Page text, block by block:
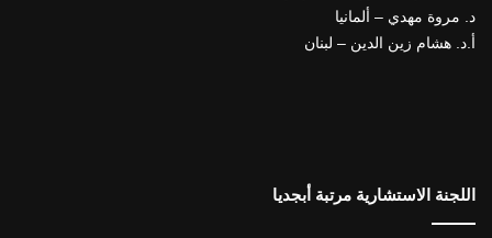
د. مروة مهدي – ألمانيا
أ.د. هشام زين الدين – لبنان
اللجنة الاستشارية مرتبة أبجديا